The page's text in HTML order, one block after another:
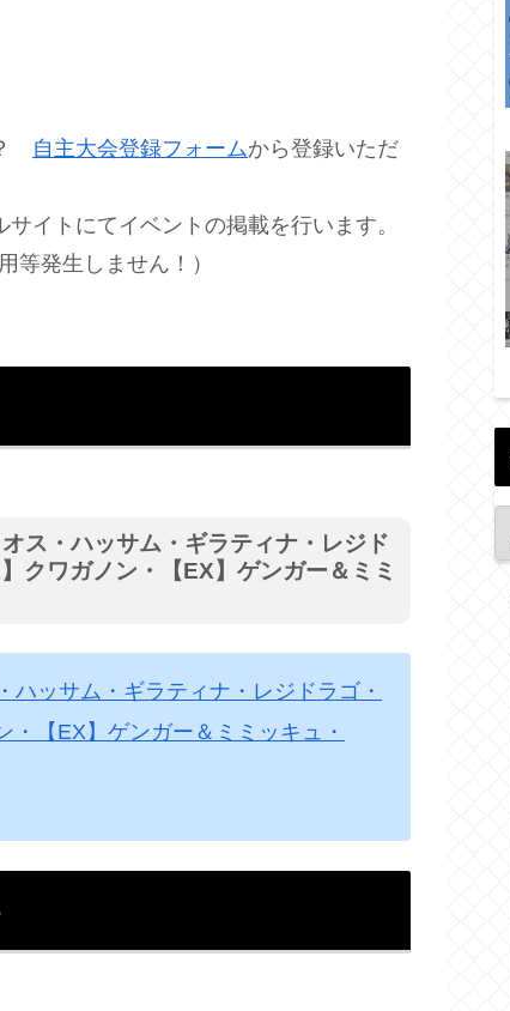
自主大会登録フォームから登録いただ
イトにてイベントの掲載を行います。
等発生しません！）
ス・ハッサム・ギラティナ・レジド
クワガノン・【EX】ゲンガー＆ミミ
ハッサム・ギラティナ・レジドラゴ・
【EX】ゲンガー＆ミミッキュ・